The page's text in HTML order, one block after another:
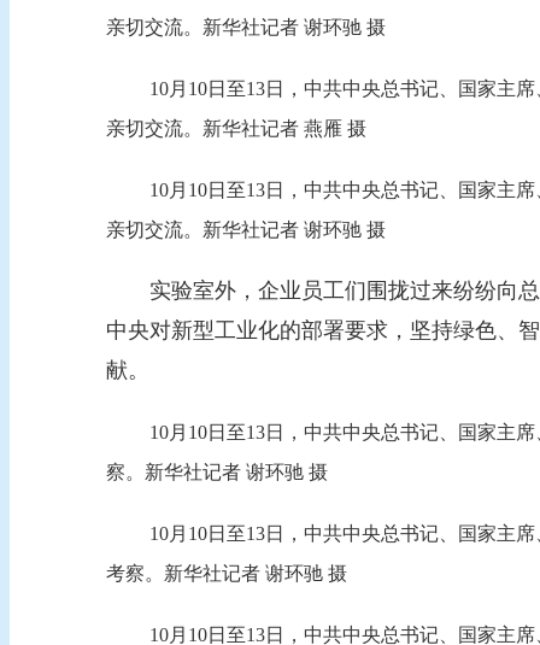
亲切交流。新华社记者 谢环驰 摄
10月10日至13日，中共中央总书记、国家主
亲切交流。新华社记者 燕雁 摄
10月10日至13日，中共中央总书记、国家主
亲切交流。新华社记者 谢环驰 摄
实验室外，企业员工们围拢过来纷纷向总
中央对新型工业化的部署要求，坚持绿色、
献。
10月10日至13日，中共中央总书记、国家主
察。新华社记者 谢环驰 摄
10月10日至13日，中共中央总书记、国家主
考察。新华社记者 谢环驰 摄
10月10日至13日，中共中央总书记、国家主